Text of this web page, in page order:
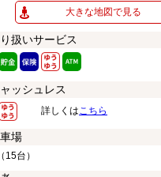
大きな地図で見る
扱いサービス
ッシュレス
詳しくはこちら
場
15台）